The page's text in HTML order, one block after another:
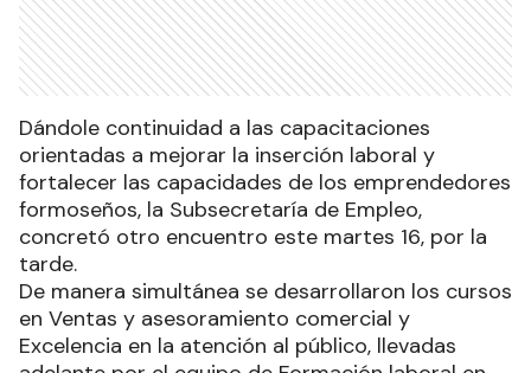
Dándole continuidad a las capacitaciones
orientadas a mejorar la inserción laboral y
fortalecer las capacidades de los emprendedores
formoseños, la Subsecretaría de Empleo,
concretó otro encuentro este martes 16, por la
tarde.
De manera simultánea se desarrollaron los cursos
en Ventas y asesoramiento comercial y
Excelencia en la atención al público, llevadas